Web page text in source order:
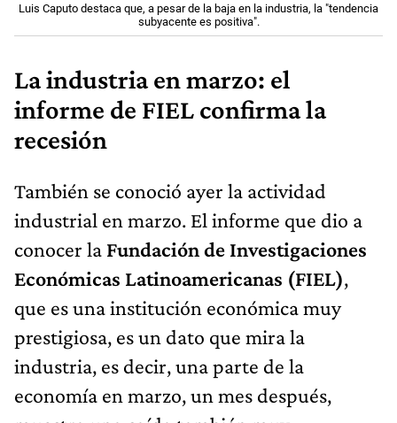
Luis Caputo destaca que, a pesar de la baja en la industria, la "tendencia
subyacente es positiva".
La industria en marzo: el
informe de FIEL confirma la
recesión
También se conoció ayer la actividad
industrial en marzo. El informe que dio a
conocer la Fundación de Investigaciones
Económicas Latinoamericanas (FIEL),
que es una institución económica muy
prestigiosa, es un dato que mira la
industria, es decir, una parte de la
economía en marzo, un mes después,